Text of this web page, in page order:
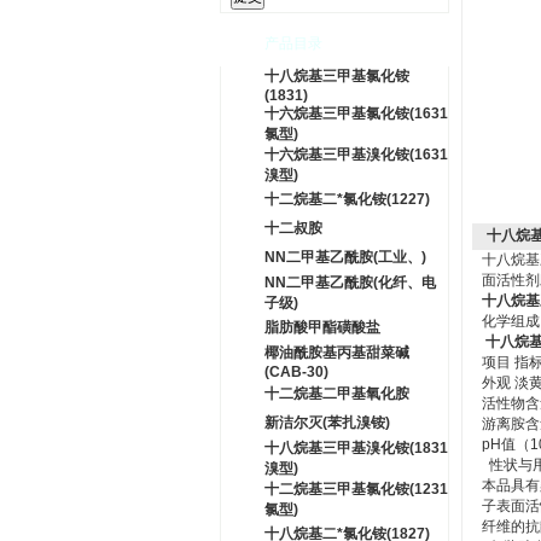
产品目录
十八烷基三甲基氯化铵
(1831)
十六烷基三甲基氯化铵(1631
氯型)
十六烷基三甲基溴化铵(1631
溴型)
十二烷基二*氯化铵(1227)
十二叔胺
NN二甲基乙酰胺(工业、)
NN二甲基乙酰胺(化纤、电
子级)
脂肪酸甲酯磺酸盐
椰油酰胺基丙基甜菜碱
(CAB-30)
十二烷基二甲基氧化胺
新洁尔灭(苯扎溴铵)
十八烷基三甲基溴化铵(1831
溴型)
十二烷基三甲基氯化铵(1231
氯型)
十八烷基二*氯化铵(1827)
十八烷
十八
面活性剂
十八烷
化学组
十八烷
项目 指
外观 淡
活性物
游离胺
pH值（
性状与
本品具
子表面
纤维的